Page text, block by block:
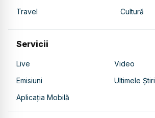
Travel
Cultură
Servicii
Live
Video
Emisiuni
Ultimele Știri
Aplicația Mobilă